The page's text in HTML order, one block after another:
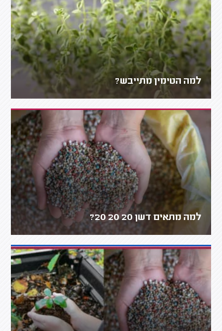
למה הטימין מתייבש?
למה מתאים דשן 20 20 20?